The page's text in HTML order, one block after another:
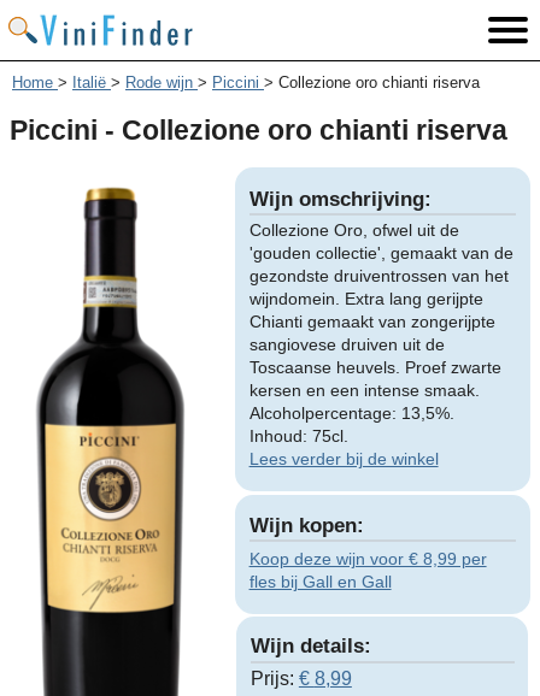
Home > Italië > Rode wijn > Piccini > Collezione oro chianti riserva
Piccini - Collezione oro chianti riserva
Wijn omschrijving:
Collezione Oro, ofwel uit de
'gouden collectie', gemaakt van de
gezondste druiventrossen van het
wijndomein. Extra lang gerijpte
Chianti gemaakt van zongerijpte
sangiovese druiven uit de
Toscaanse heuvels. Proef zwarte
kersen en een intense smaak.
Alcoholpercentage: 13,5%.
Inhoud: 75cl.
Lees verder bij de winkel
Wijn kopen:
Koop deze wijn voor € 8,99 per
fles bij Gall en Gall
Wijn details:
Prijs: € 8,99